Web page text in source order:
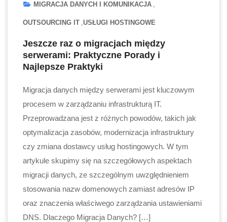
MIGRACJA DANYCH I KOMUNIKACJA
OUTSOURCING IT USŁUGI HOSTINGOWE
Jeszcze raz o migracjach między
serwerami: Praktyczne Porady i
Najlepsze Praktyki
Migracja danych między serwerami jest kluczowym
procesem w zarządzaniu infrastrukturą IT.
Przeprowadzana jest z różnych powodów, takich jak
optymalizacja zasobów, modernizacja infrastruktury
czy zmiana dostawcy usług hostingowych. W tym
artykule skupimy się na szczegółowych aspektach
migracji danych, ze szczególnym uwzględnieniem
stosowania nazw domenowych zamiast adresów IP
oraz znaczenia właściwego zarządzania ustawieniami
DNS. Dlaczego Migracja Danych? […]